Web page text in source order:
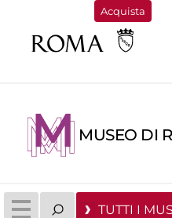
Acquista
MUSEO DI
TUTTI I